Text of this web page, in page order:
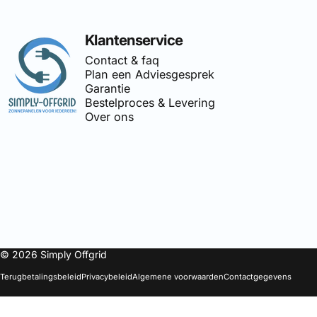
Simply Offgrid Klantenservice
Contact & faq
Plan een Adviesgesprek
Garantie
Bestelproces & Levering
Over ons
© 2026 Simply Offgrid
TerugbetalingsbeleidPrivacybeleidAlgemene voorwaardenContactgegevens